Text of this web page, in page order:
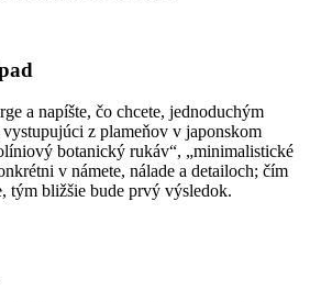
a napíšte, čo chcete, jednoduchým
z plameňov v japonskom
botanický rukáv“, „minimalistické
v námete, nálade a detailoch; čím
tým bližšie bude prvý výsledok.